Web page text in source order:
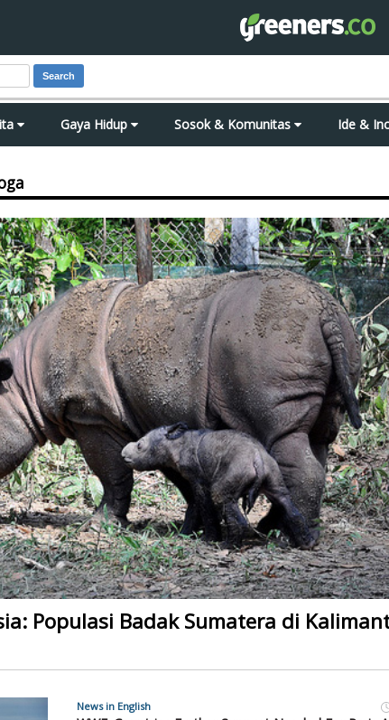
Search
Gaya Hidup Sosok & Komunitas Ide &
Populasi Badak Sumatera di
News in English